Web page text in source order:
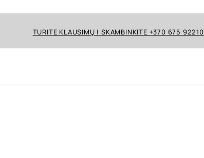
TURITE KLAUSIMŲ | SKAMBINKITE +370 675 92210